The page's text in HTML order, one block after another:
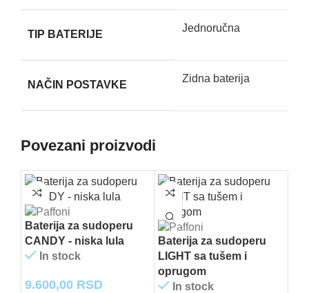
TIP BATERIJE
Jednoručna
NAČIN POSTAVKE
Zidna baterija
Povezani proizvodi
Baterija za sudoperu
CANDY - niska lula
In stock
9.600,00 RSD
Baterija za sudoperu
LIGHT sa tušem i
oprugom
In stock